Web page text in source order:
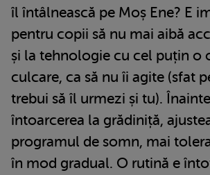
îl întâlnească pe Moș Ene? E
pentru copii să nu mai aibă
și la tehnologie cu cel puțin o
culcare, ca să nu îi agite (sfat
trebui să îl urmezi și tu).
întoarcerea la grădiniță,
programul de somn, mai
în mod gradual. O rutină e